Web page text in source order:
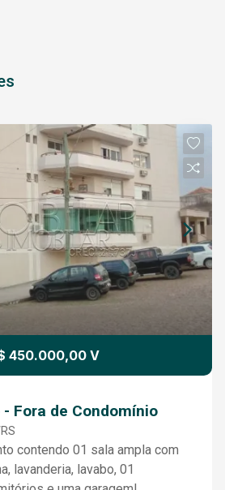
450.000,00 V
Fora de Condomínio
contendo 01 sala ampla com
lavanderia, lavabo, 01